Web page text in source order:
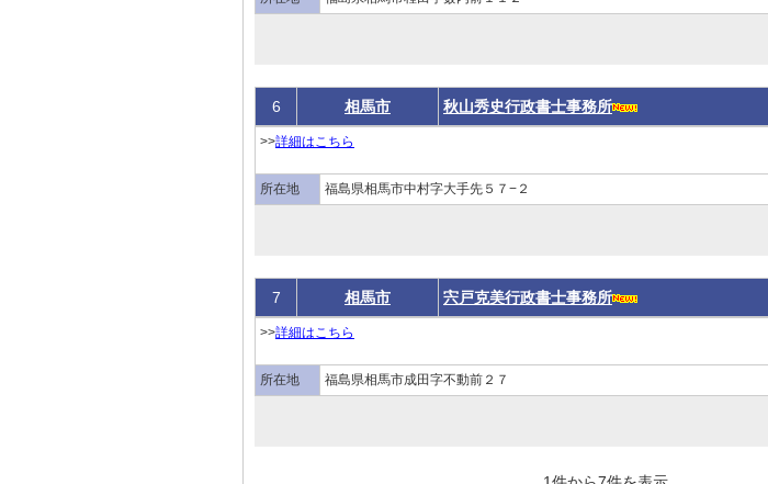
6 相馬市 秋山秀史行政書士事務所
>>詳細はこちら
所在地 福島県相馬市中村字大手先５７−２
7 相馬市 宍戸克美行政書士事務所
>>詳細はこちら
所在地 福島県相馬市成田字不動前２７